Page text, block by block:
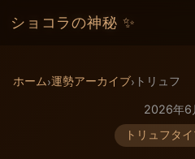
ショコラの神秘 ✨
ホーム›運勢アーカイブ› トリュフ
2026年6
トリュフタ